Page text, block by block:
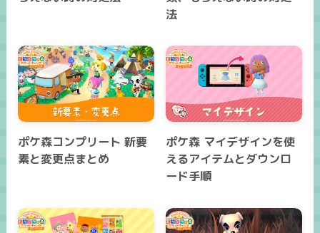
法
ポケ森コンプリート 新要
素と変更点まとめ
ポケ森 マイデザインを使
えるアイテムとダウンロ
ード手順